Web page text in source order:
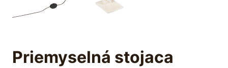
Priemyselná stojaca